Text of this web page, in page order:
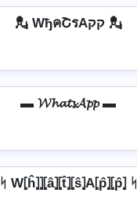
💂 WђคՇรAקק 💂
▬ 𝓦𝓱𝓪𝓽𝓼𝓐𝓹𝓹 ▬
ᛋ W⦏ĥ⦎⦎⦏â⦎⦏t̂⦎⦏ŝ⦎A⦏p̂⦎⦏p̂⦎ ᛋ